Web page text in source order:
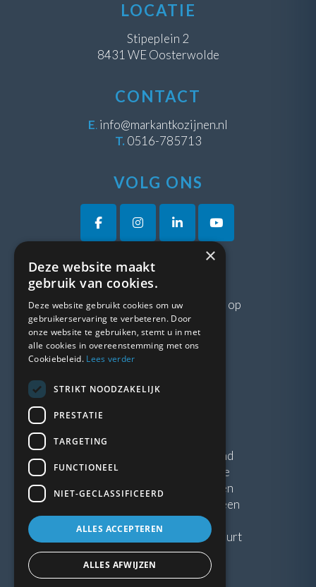
LOCATIE
Stipeplein 2
8431 WE Oosterwolde
CONTACT
E.info@markantkozijnen.nl
T. 0516-785713
VOLG ONS
VRAGEN?
Neem gerustcontactmet ons op
LINKS
Blogs
Algemene voorwaarden
Kunststof Kozijnen Friesland
Kunststof kozijnen Drenthe
Kunststof Kozijnen Drachten
Kunststof Kozijnen Hoogeveen
Kunststof kozijnen in jouw buurt
×
Deze website maakt
gebruik van cookies.
Deze website gebruikt cookies om uw
gebruikerservaring te verbeteren. Door
onze website te gebruiken, stemt u in met
alle cookies in overeenstemming met ons
Cookiebeleid. Lees verder
STRIKT NOODZAKELIJK
PRESTATIE
TARGETING
FUNCTIONEEL
NIET-GECLASSIFICEERD
ALLES ACCEPTEREN
ALLES AFWIJZEN